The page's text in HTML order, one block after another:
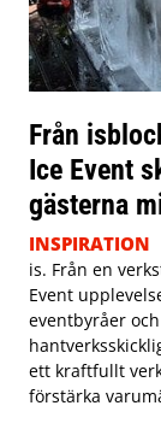
Från
Ice Event
gästerna
INSPIRATION
is. Från en
Event
eventbyråer
ett kraftfullt
förstärka